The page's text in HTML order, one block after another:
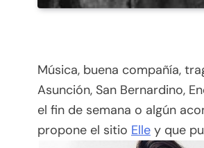
Música, buena compañía,
Asunción, San Bernardino,
el fin de semana o algún
propone el sitio Elle y que